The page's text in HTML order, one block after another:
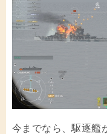
今までなら、駆逐艦